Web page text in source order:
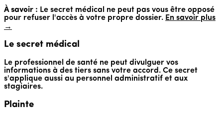
À savoir : Le secret médical ne peut pas vous être opposé
pour refuser l'accès à votre propre dossier. En savoir plus
→
Le secret médical
Le professionnel de santé ne peut divulguer vos
informations à des tiers sans votre accord. Ce secret
s'applique aussi au personnel administratif et aux
stagiaires.
Plainte